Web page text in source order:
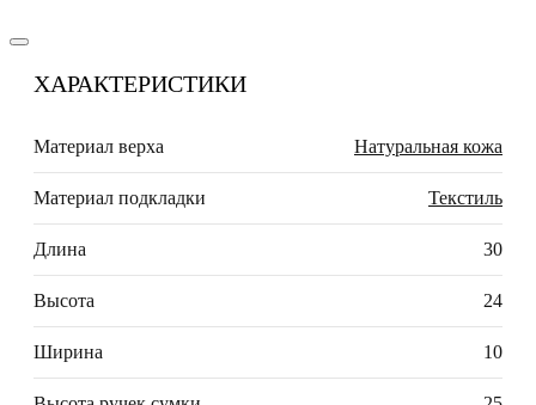
ХАРАКТЕРИСТИКИ
Материал верха Натуральная кожа
Материал подкладки Текстиль
Длина 30
Высота 24
Ширина 10